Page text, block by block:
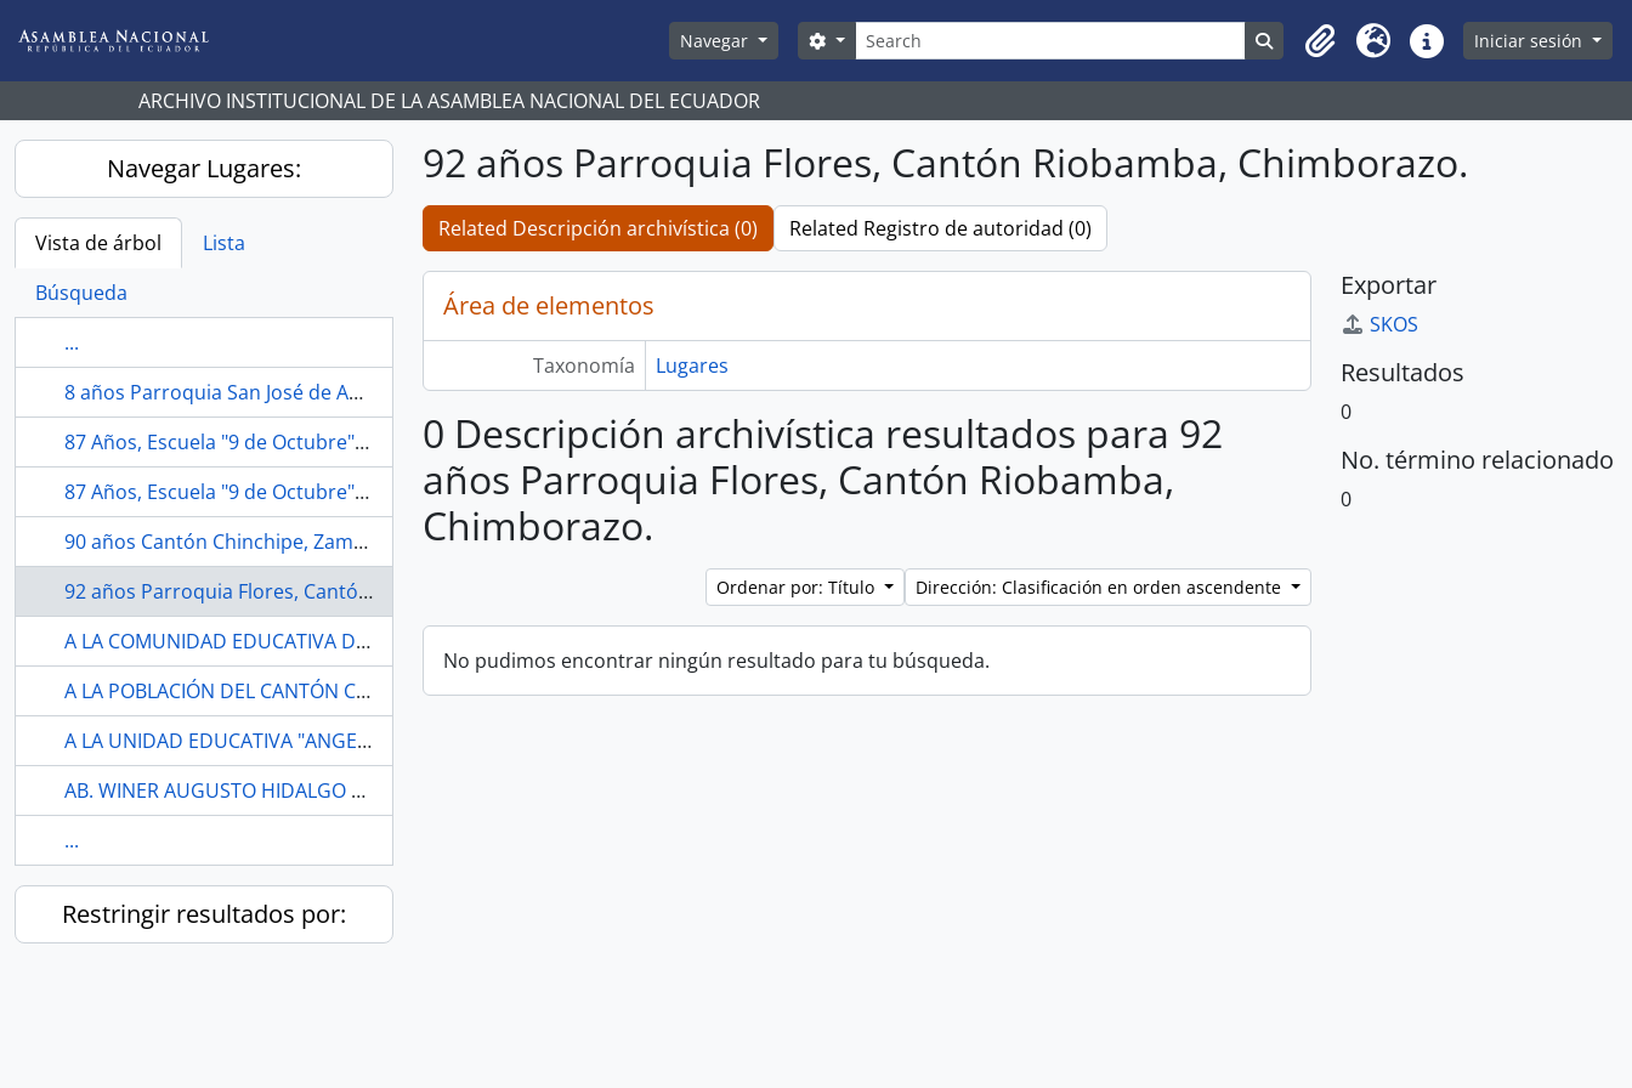
Navegar
Búsqueda
Search options Search in browse page
Clipboard
Idioma Enlaces rápidos
Iniciar sesión
ARCHIVO INSTITUCIONAL DE LA ASAMBLEA NACIONAL DEL ECUADOR
Navegar Lugares:
Vista de árbol
Lista
Búsqueda
...
8 años Parroquia San José de Ancón, Santa Elena.
87 Años, Escuela "9 de Octubre", Ibarra.
87 Años, Escuela "9 de Octubre", Imbabura, Ibarra.
90 años Cantón Chinchipe, Zamora Chinchipe.
92 años Parroquia Flores, Cantón Riobamba, Chimborazo.
A LA COMUNIDAD EDUCATIVA DEL INSTITUTO SUPERIOR TECNOLOGICO "DANIEL ALVAREZ BURNEO".
A LA POBLACIÓN DEL CANTÓN COLIMES, AL CELEBRAR 27 AÑOS DE CREACIÓN.
A LA UNIDAD EDUCATIVA "ANGEL POLIBIO CHAVES"
AB. WINER AUGUSTO HIDALGO ZAMBRANO.
...
Restringir resultados por:
92 años Parroquia Flores, Cantón Riobamba, Chimborazo.
Related Descripción archivística (0) Related Registro de autoridad (0)
Área de elementos
Taxonomía Lugares
0 Descripción archivística resultados para 92
años Parroquia Flores, Cantón Riobamba,
Chimborazo.
Ordenar por: Título Dirección: Clasificación en orden ascendente
No pudimos encontrar ningún resultado para tu búsqueda.
Exportar
SKOS
Resultados
0
No. término relacionado
0